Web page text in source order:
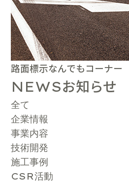
路面標示なんでもコーナー
NEWSお知らせ
全て
企業情報
事業内容
技術開発
施工事例
CSR活動